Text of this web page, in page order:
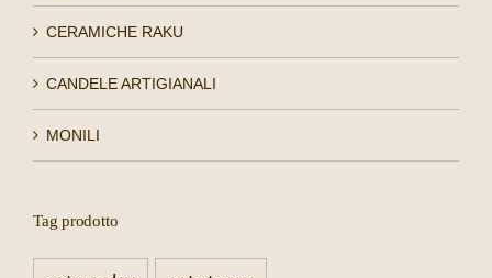
CERAMICHE RAKU
CANDELE ARTIGIANALI
MONILI
Tag prodotto